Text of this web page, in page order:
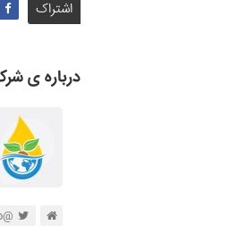
اشتراک
درباره ی
@parsitebco